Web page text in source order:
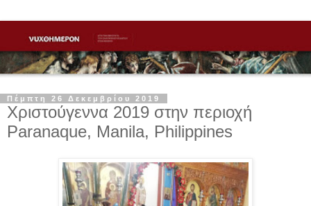
Πέμπτη 26 Δεκεμβρίου 2019
Χριστούγεννα 2019 στην περιοχή
Paranaque, Manila, Philippines